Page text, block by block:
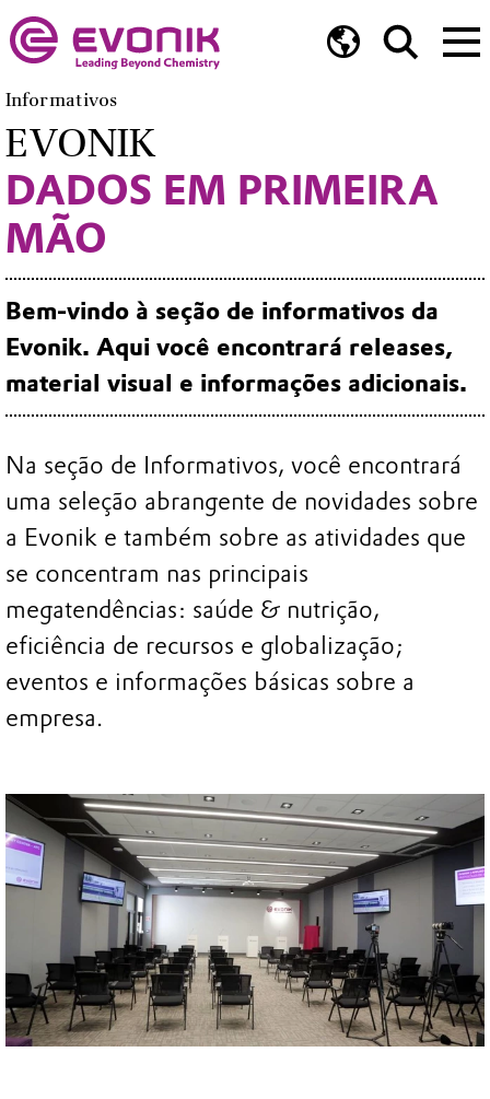
Informativos
EVONIK
DADOS EM PRIMEIRA
MÃO
Bem-vindo à seção de informativos da
Evonik. Aqui você encontrará releases,
material visual e informações adicionais.
Na seção de Informativos, você encontrará
uma seleção abrangente de novidades sobre
a Evonik e também sobre as atividades que
se concentram nas principais
megatendências: saúde & nutrição,
eficiência de recursos e globalização;
eventos e informações básicas sobre a
empresa.